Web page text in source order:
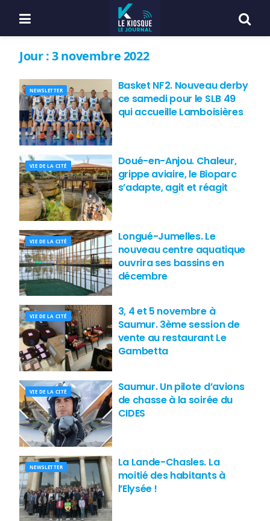
Jour :3 novembre 2022
NEWSLETTER
Basket NF2. Nouveau derby
ce samedi pour le SLB 49
qui accueille Lamboisières
VIE DE LA CITÉ
Doué-en-Anjou. Chaleur,
grippe aviaire, le Bioparc
s’adapte, agit et réagit
VIE DE LA CITÉ
Longué-Jumelles. Le
nouveau centre aquatique
ouvrira ses bassins en
décembre
VIE DE LA CITÉ
3, 4 et 5 novembre à
Saumur. 3ème session de
vente au restaurant Le
Gambetta
VIE DE LA CITÉ
Saumur. Un pilote d’avions
de chasse à la soirée du
CIDES
NEWSLETTER
La Lande-Chasles. La
moitié des habitants à
l’Elysée !